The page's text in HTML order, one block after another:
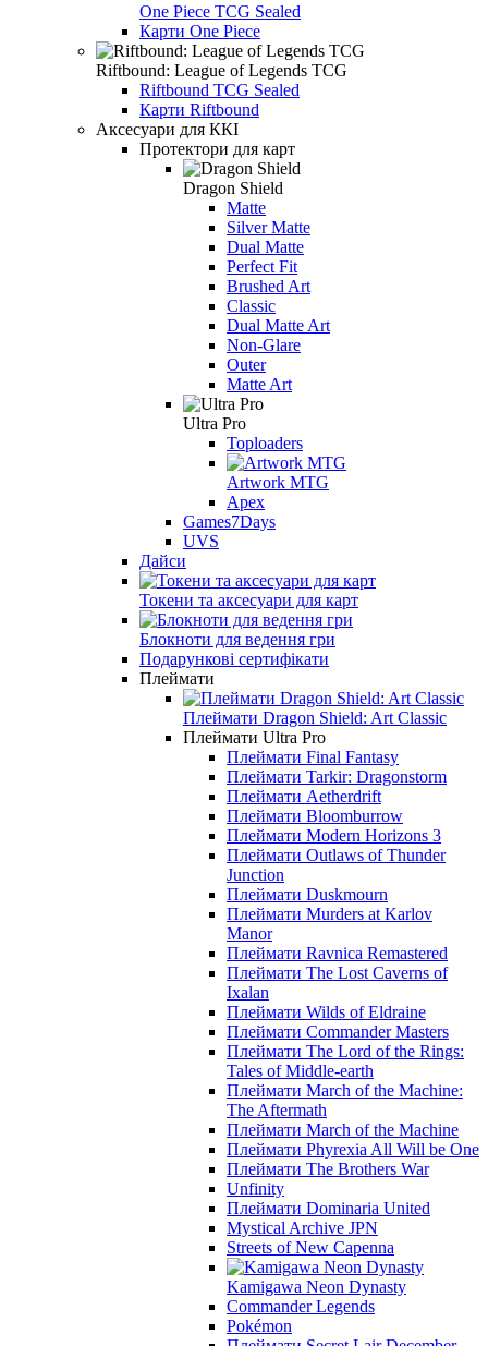
One Piece TCG Sealed
Карти One Piece
Riftbound: League of Legends TCG
Riftbound TCG Sealed
Карти Riftbound
Аксесуари для ККІ
Протектори для карт
Dragon Shield
Matte
Silver Matte
Dual Matte
Perfect Fit
Brushed Art
Classic
Dual Matte Art
Non-Glare
Outer
Matte Art
Ultra Pro
Toploaders
Artwork MTG
Apex
Games7Days
UVS
Дайси
Токени та аксесуари для карт
Блокноти для ведення гри
Подарункові сертифікати
Плеймати
Плеймати Dragon Shield: Art Classic
Плеймати Ultra Pro
Плеймати Final Fantasy
Плеймати Tarkir: Dragonstorm
Плеймати Aetherdrift
Плеймати Bloomburrow
Плеймати Modern Horizons 3
Плеймати Outlaws of Thunder
Junction
Плеймати Duskmourn
Плеймати Murders at Karlov
Manor
Плеймати Ravnica Remastered
Плеймати The Lost Caverns of
Ixalan
Плеймати Wilds of Eldraine
Плеймати Commander Masters
Плеймати The Lord of the Rings:
Tales of Middle-earth
Плеймати March of the Machine:
The Aftermath
Плеймати March of the Machine
Плеймати Phyrexia All Will be One
Плеймати The Brothers War
Unfinity
Плеймати Dominaria United
Mystical Archive JPN
Streets of New Capenna
Kamigawa Neon Dynasty
Commander Legends
Pokémon